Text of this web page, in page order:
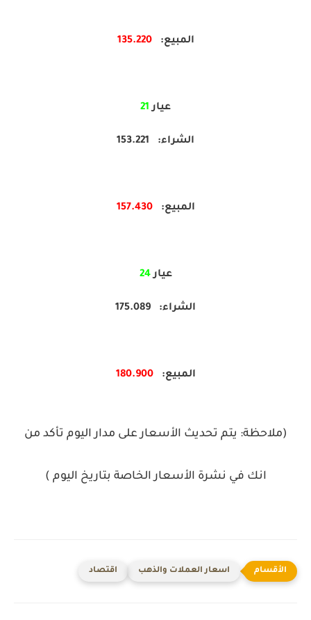
المبيع: 135.220
عيار21
الشراء: 153.221
المبيع: 157.430
عيار24
الشراء: 175.089
المبيع: 180.900
(ملاحظة: يتم تحديث الأسعار على مدار اليوم تأكد من
انك في نشرة الأسعار الخاصة بتاريخ اليوم )
اسعار العملات والذهب اقتصاد